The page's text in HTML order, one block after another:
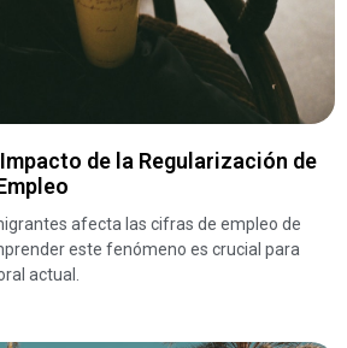
de la Regularización de
afecta las cifras de empleo de
este fenómeno es crucial para
actual.